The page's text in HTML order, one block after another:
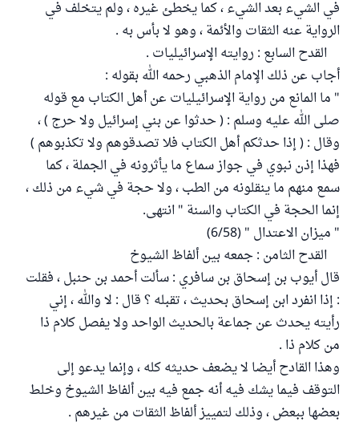
في الشيء بعد الشيء ، كما يخطئ غيره ، ولم يتخلف في
الرواية عنه الثقات والأئمة ، وهو لا بأس به .
القدح السابع : روايته الإسرائيليات .
أجاب عن ذلك الإمام الذهبي رحمه الله بقوله :
" ما المانع من رواية الإسرائيليات عن أهل الكتاب مع قوله
صلى الله عليه وسلم : ( حدثوا عن بني إسرائيل ولا حرج ) ،
وقال : ( إذا حدثكم أهل الكتاب فلا تصدقوهم ولا تكذبوهم )
فهذا إذن نبوي في جواز سماع ما يأثرونه في الجملة ، كما
سمع منهم ما ينقلونه من الطب ، ولا حجة في شيء من ذلك ،
إنما الحجة في الكتاب والسنة " انتهى.
" ميزان الاعتدال " (6/58)
القدح الثامن : جمعه بين ألفاظ الشيوخ
قال أيوب بن إسحاق بن سافري : سألت أحمد بن حنبل ، فقلت
: إذا انفرد ابن إسحاق بحديث ، تقبله ؟ قال : لا والله ، إني
رأيته يحدث عن جماعة بالحديث الواحد ولا يفصل كلام ذا
من كلام ذا .
وهذا القادح أيضا لا يضعف حديثه كله ، وإنما يدعو إلى
التوقف فيما يشك فيه أنه جمع فيه بين ألفاظ الشيوخ وخلط
بعضها ببعض ، وذلك لتمييز ألفاظ الثقات من غيرهم .